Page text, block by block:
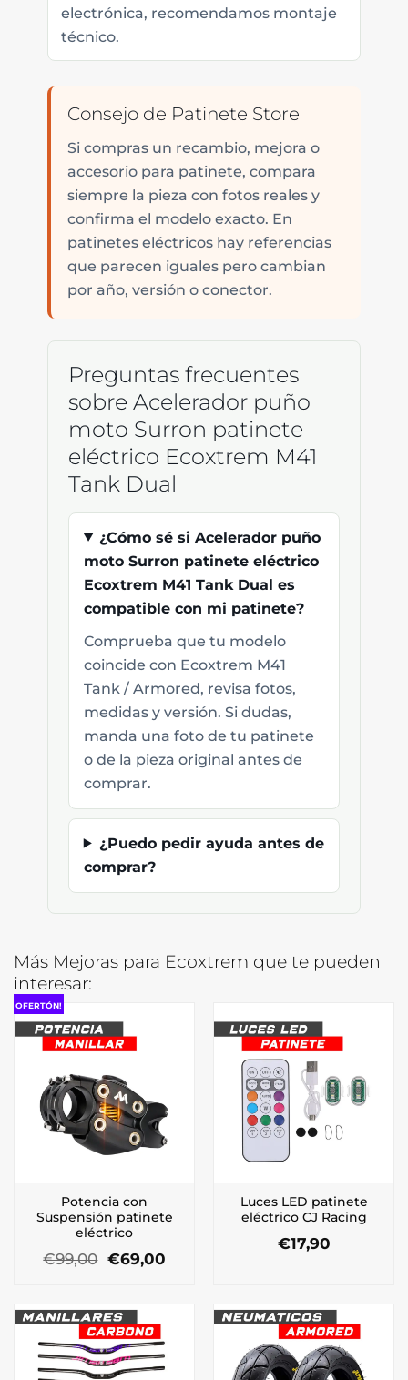
electrónica, recomendamos montaje
técnico.
Consejo de Patinete Store
Si compras un recambio, mejora o
accesorio para patinete, compara
siempre la pieza con fotos reales y
confirma el modelo exacto. En
patinetes eléctricos hay referencias
que parecen iguales pero cambian
por año, versión o conector.
Preguntas frecuentes
sobre Acelerador puño
moto Surron patinete
eléctrico Ecoxtrem M41
Tank Dual
¿Cómo sé si Acelerador puño
moto Surron patinete eléctrico
Ecoxtrem M41 Tank Dual es
compatible con mi patinete?
Comprueba que tu modelo
coincide con Ecoxtrem M41
Tank / Armored, revisa fotos,
medidas y versión. Si dudas,
manda una foto de tu patinete
o de la pieza original antes de
comprar.
¿Puedo pedir ayuda antes de
comprar?
Más Mejoras para Ecoxtrem que te pueden
interesar:
OFERTÓN!
Potencia con
Suspensión patinete
eléctrico
€99,00 El
precio
€99,00.
€69,00El
€69,00.
Luces LED patinete
eléctrico CJ Racing
€17,90